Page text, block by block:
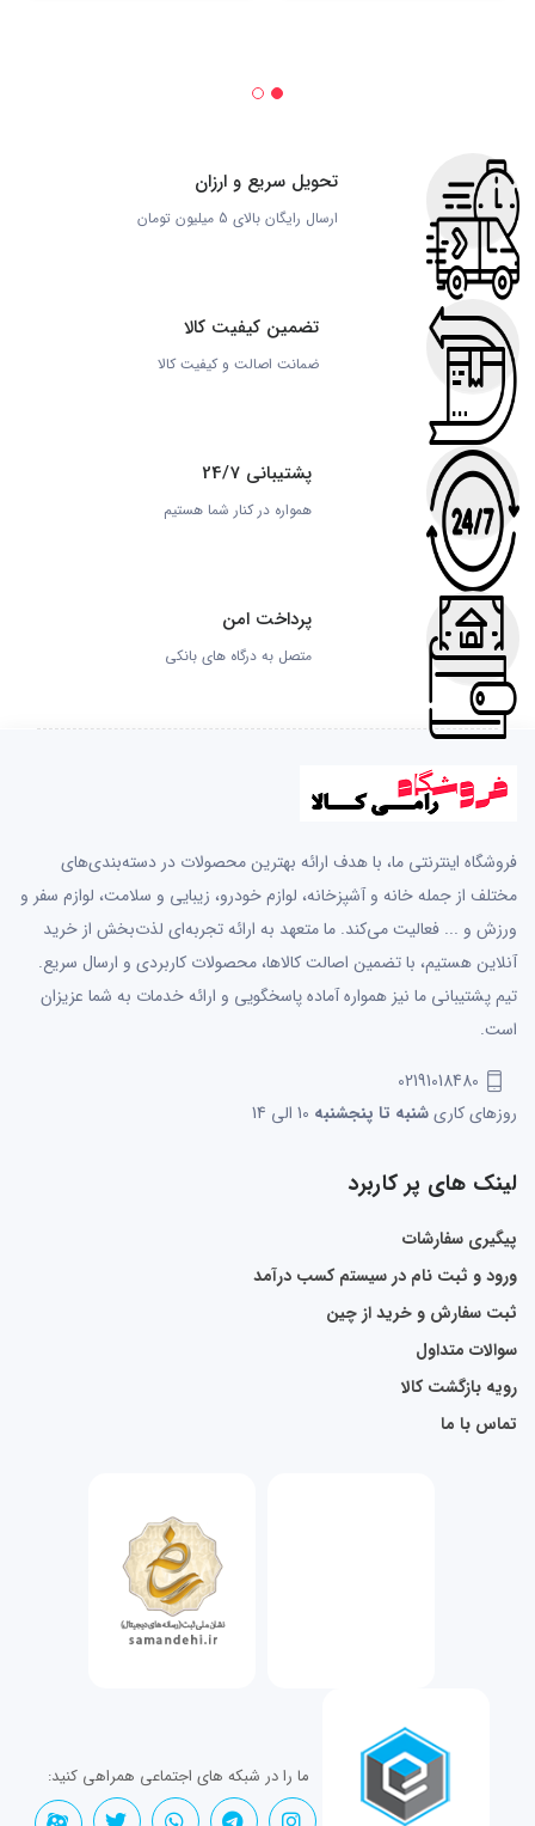
تحویل سریع و ارزان
ارسال رایگان بالای 5 میلیون تومان
تضمین کیفیت کالا
ضمانت اصالت و کیفیت کالا
پشتیبانی 24/7
همواره در کنار شما هستیم
پرداخت امن
متصل به درگاه های بانکی
فروشگاه اینترنتی ما، با هدف ارائه بهترین محصولات در دسته‌بندی‌های
مختلف از جمله خانه و آشپزخانه، لوازم خودرو، زیبایی و سلامت، لوازم سفر و
ورزش و ... فعالیت می‌کند. ما متعهد به ارائه تجربه‌ای لذت‌بخش از خرید
آنلاین هستیم، با تضمین اصالت کالاها، محصولات کاربردی و ارسال سریع.
تیم پشتیبانی ما نیز همواره آماده پاسخگویی و ارائه خدمات به شما عزیزان
است.
02191018480
روزهای کاریشنبه تا پنجشنبه
لینک های پر کاربرد
پیگیری سفارشات
ورود و ثبت نام در سیستم کسب درآمد
ثبت سفارش و خرید از چین
سوالات متداول
رویه بازگشت کالا
تماس با ما
ما را در شبکه های اجتماعی همراهی کنید: